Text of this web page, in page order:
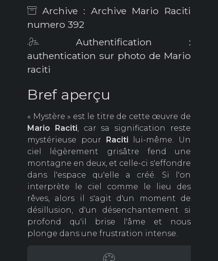
Archive : Archive Mario Raciti
numero 392
Authentification :
authentication sur photo de Mario
raciti
Bref aperçu
« Mystère » est le titre de cette œuvre de
Mario Raciti, car sa signification reste
mystérieuse pour
Raciti
lui-même. Un
ciel légèrement grisâtre fend une
montagne en deux, et celle-ci s'effondre
dans l'espace qu'elle a créé. Si l'on
interprète le ciel comme le lieu des
rêves, alors il s'agit d'un moment de
désillusion, d'un désenchantement si
profond qu'il brise l'âme et nous
plonge dans une frustration intense.